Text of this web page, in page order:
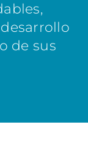
de sus